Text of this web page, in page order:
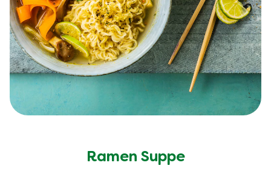
Ramen Suppe